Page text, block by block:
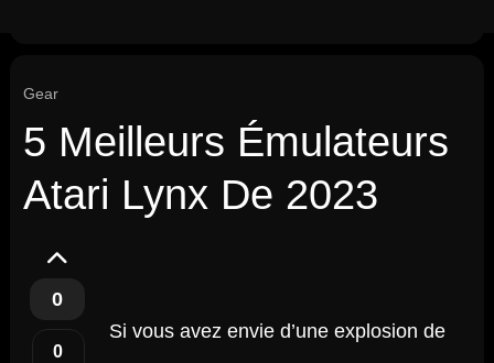
Gear
5 Meilleurs Émulateurs
Atari Lynx De 2023
0
0
Si vous avez envie d’une explosion de